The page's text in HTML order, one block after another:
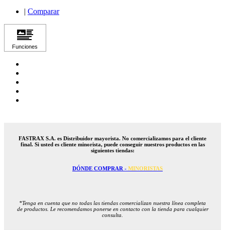
| Comparar
FASTRAX S.A. es Distribuidor mayorista. No comercializamos para el cliente
final. Si usted es cliente minorista, puede conseguir nuestros productos en las
siguientes tiendas:
DÓNDE COMPRAR - MINORISTAS
*Tenga en cuenta que no todas las tiendas comercializan nuestra línea completa
de productos. Le recomendamos ponerse en contacto con la tienda para cualquier
consulta.